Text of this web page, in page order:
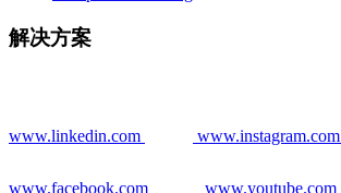
解决方案
www.linkedin.com www.instagram.com
www.facebook.com www.youtube.com